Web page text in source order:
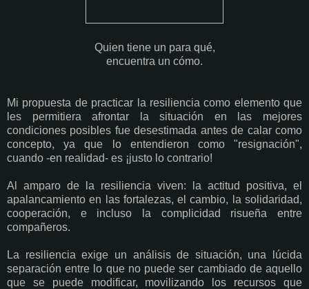
Quien tiene un para qué,
encuentra un cómo.
Mi propuesta de practicar la resiliencia como elemento que
les permitiera afrontar la situación en las mejores
condiciones posibles fue desestimada antes de calar como
concepto, ya que lo entendieron como "resignación",
cuando -en realidad- es ¡justo lo contrario!
Al amparo de la resiliencia viven: la actitud positiva, el
apalancamiento en las fortalezas, el cambio, la solidaridad,
cooperación, e incluso la complicidad risueña entre
compañeros.
La resiliencia exige un análisis de situación, una lúcida
separación entre lo que no puede ser cambiado de aquello
que se puede modificar, movilizando los recursos que